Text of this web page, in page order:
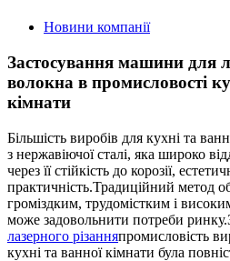
Новини компанії
Застосування машини для
волокна в промисловості
кімнати
Більшість виробів для кухні та
з нержавіючої сталі, яка широко
через її стійкість до корозії,
практичність.Традиційний метод
громіздким, трудомістким і
може задовольнити потреби
лазерного різанняпромисловість
кухні та ванної кімнати була